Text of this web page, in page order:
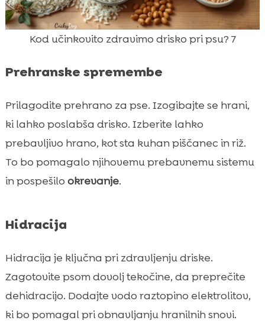
Kod učinkovito zdravimo drisko pri psu? 7
Prehranske spremembe
Prilagodite prehrano za pse. Izogibajte se hrani,
ki lahko poslabša drisko. Izberite lahko
prebavljivo hrano, kot sta kuhan piščanec in riž.
To bo pomagalo njihovemu prebavnemu sistemu
in pospešilo okrevanje.
Hidracija
Hidracija je ključna pri zdravljenju driske.
Zagotovite psom dovolj tekočine, da preprečite
dehidracijo. Dodajte vodo raztopino elektrolitov,
ki bo pomagal pri obnavljanju hranilnih snovi.